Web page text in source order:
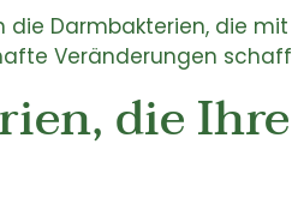
die Darmbakterien, die mit
Veränderungen
die